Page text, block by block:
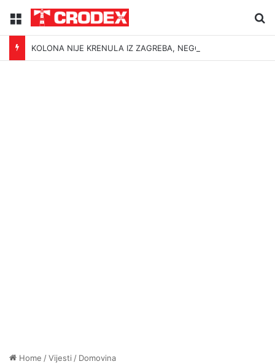
Menu
Home /Vijesti / Domovina